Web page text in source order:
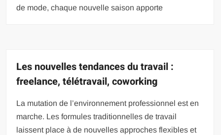
de mode, chaque nouvelle saison apporte
Les nouvelles tendances du travail :
freelance, télétravail, coworking
La mutation de l’environnement professionnel est en
marche. Les formules traditionnelles de travail
laissent place à de nouvelles approches flexibles et